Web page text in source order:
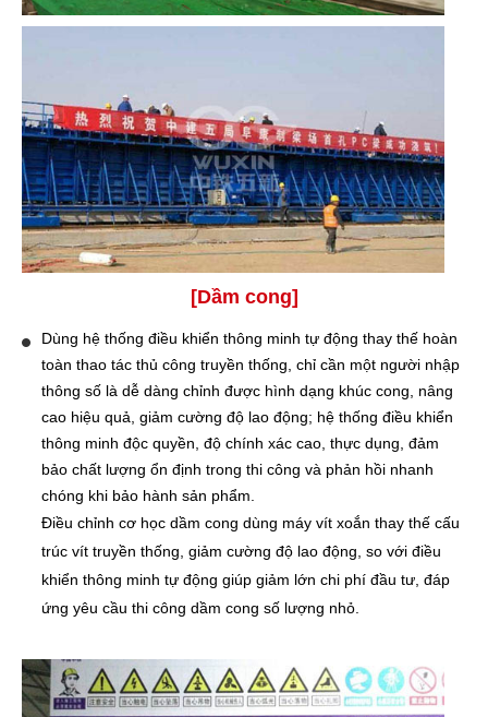
[Dầm cong]
Dùng hệ thống điều khiển thông minh tự động thay thế hoàn
toàn thao tác thủ công truyền thống, chỉ cần một người nhập
thông số là dễ dàng chỉnh được hình dạng khúc cong, nâng
cao hiệu quả, giảm cường độ lao động; hệ thống điều khiển
thông minh độc quyền, độ chính xác cao, thực dụng, đảm
bảo chất lượng ổn định trong thi công và phản hồi nhanh
chóng khi bảo hành sản phẩm.
Điều chỉnh cơ học dầm cong dùng máy vít xoắn thay thế cấu
trúc vít truyền thống, giảm cường độ lao động, so với điều
khiển thông minh tự động giúp giảm lớn chi phí đầu tư, đáp
ứng yêu cầu thi công dầm cong số lượng nhỏ.